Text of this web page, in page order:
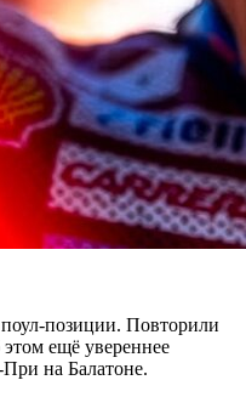
позиции. Повторили
ещё увереннее
на Балатоне.